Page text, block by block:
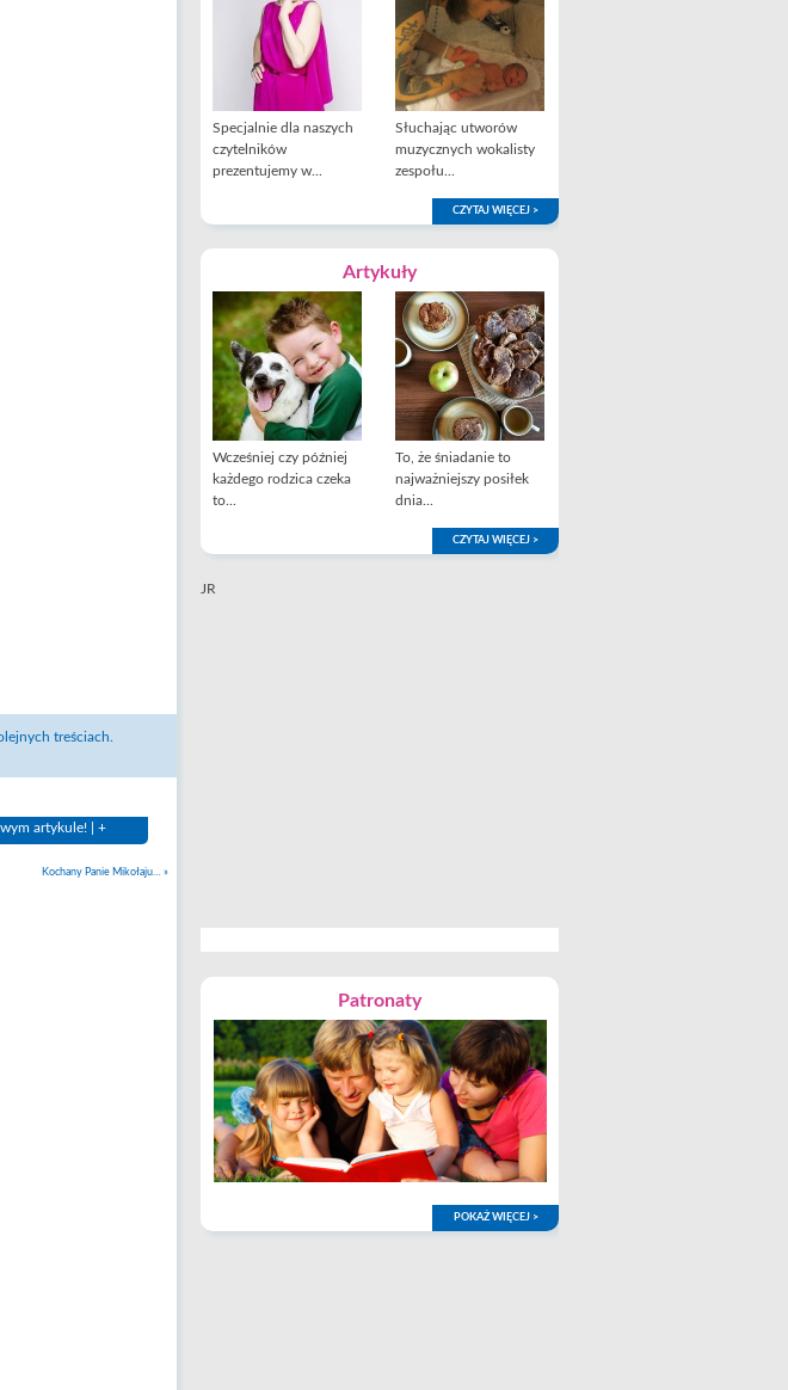
treściach.
artykule! | +
Kochany Panie Mikołaju… »
Specjalnie dla naszych
czytelników
prezentujemy w...
Słuchając utworów
muzycznych wokalisty
zespołu...
CZYTAJ WIĘCEJ >
Artykuły
Wcześniej czy później
każdego rodzica czeka
to...
To, że śniadanie to
najważniejszy posiłek
dnia...
CZYTAJ WIĘCEJ >
JR
Patronaty
POKAŻ WIĘCEJ >